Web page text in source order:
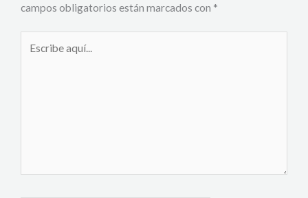
campos obligatorios están marcados con *
aquí...